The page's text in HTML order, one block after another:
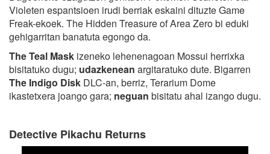
Violeten espantsioen irudi berriak eskaini dituzte Game
Freak-ekoek. The Hidden Treasure of Area Zero bi eduki
gehigarritan banatuta egongo da.
The Teal Mask izeneko lehenenagoan Mossui herrixka
bisitatuko dugu; udazkenean argitaratuko dute. Bigarren
The Indigo Disk DLC-an, berriz, Terarium Dome
ikastetxera joango gara; neguan bisitatu ahal izango dugu.
Detective Pikachu Returns